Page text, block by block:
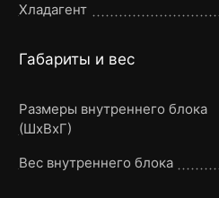
Хладагент
Габариты и вес
Размеры внутреннего блока
(ШxВxГ)
Вес внутреннего блока